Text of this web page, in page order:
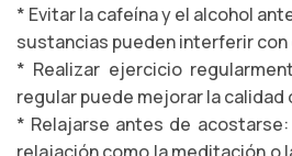
* Evitar la cafeína y el alcohol
sustancias pueden interferir con
* Realizar ejercicio
regular puede mejorar la calidad
* Relajarse antes de